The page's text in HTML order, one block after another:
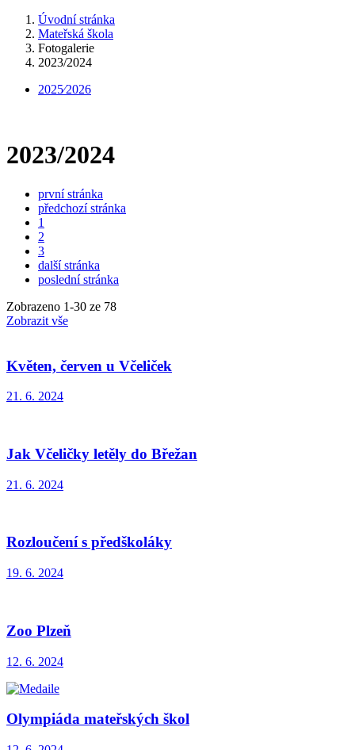
Úvodní stránka
Mateřská škola
Fotogalerie
2023/2024
2025⁄2026
2023/2024
první stránka
předchozí stránka
1
2
3
další stránka
poslední stránka
Zobrazeno 1-30 ze 78
Zobrazit vše
Květen, červen u Včeliček
21. 6. 2024
Jak Včeličky letěly do Břežan
21. 6. 2024
Rozloučení s předškoláky
19. 6. 2024
Zoo Plzeň
12. 6. 2024
Olympiáda mateřských škol